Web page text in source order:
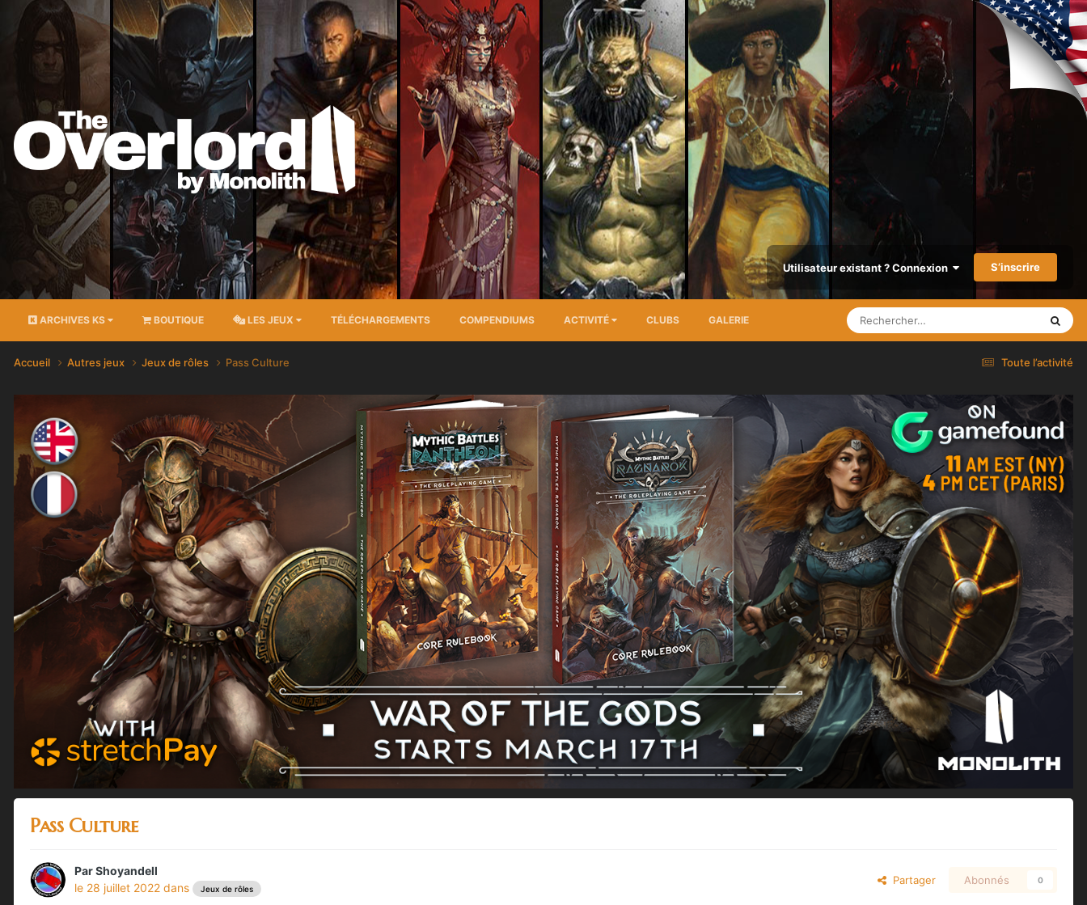
Utilisateur existant ? Connexion S’inscrire
ARCHIVES KS BOUTIQUE LES JEUX TÉLÉCHARGEMENTS COMPENDIUMS ACTIVITÉ CLUBS GALERIE
Toute l’activité
Accueil Autres jeux Jeux de rôles Pass Culture
Pass Culture
ParShoyandell
le 28 juillet 2022 dans Jeux de rôles
Partager Abonnés 0